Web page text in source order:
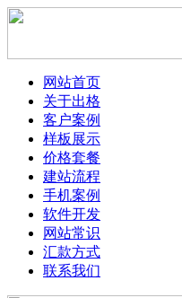
网站首页
关于出格
客户案例
样板展示
价格套餐
建站流程
手机案例
软件开发
网站常识
汇款方式
联系我们